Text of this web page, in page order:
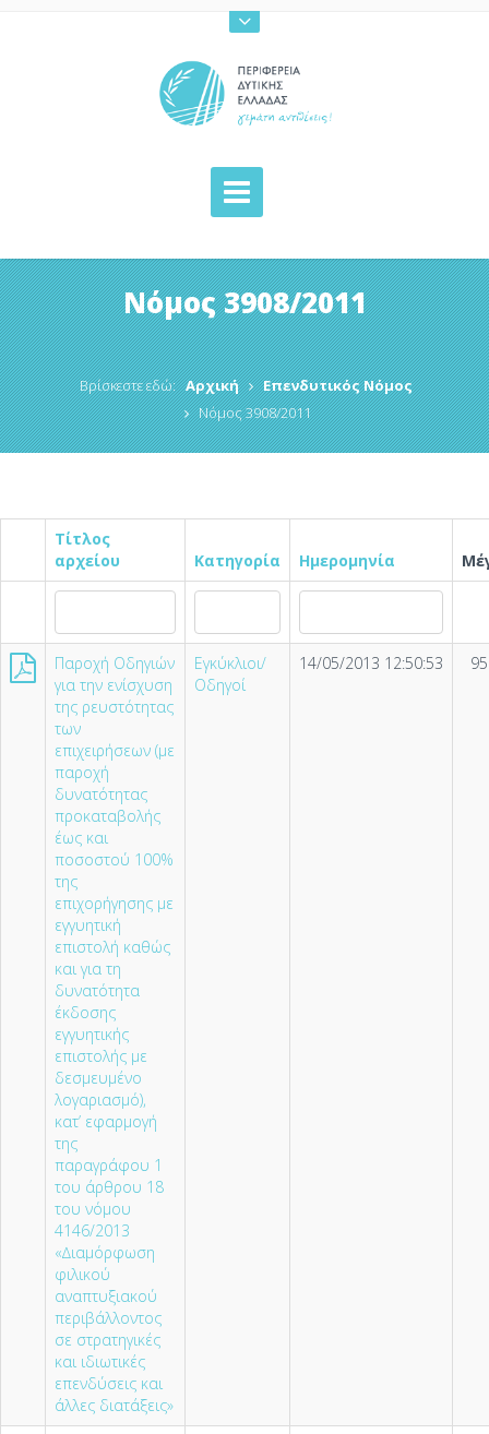
Νόμος 3908/2011
Βρίσκεστε εδώ: Αρχική
Επενδυτικός Νόμος
Νόμος 3908/2011
Τίτλος
αρχείου
Κατηγορία Ημερομηνία
Παροχή Οδηγιών
για την ενίσχυση
της ρευστότητας
των
επιχειρήσεων (µε
παροχή
δυνατότητας
προκαταβολής
έως και
ποσοστού 100%
της
επιχορήγησης µε
εγγυητική
επιστολή καθώς
και για τη
δυνατότητα
έκδοσης
εγγυητικής
επιστολής µε
δεσµευµένο
λογαριασµό),
κατ’ εφαρµογή
της
παραγράφου 1
του άρθρου 18
του νόµου
4146/2013
«∆ιαµόρφωση
φιλικού
αναπτυξιακού
περιβάλλοντος
σε στρατηγικές
και ιδιωτικές
επενδύσεις και
άλλες διατάξεις»
Εγκύκλιοι/
Οδηγοί
14/05/2013 12:50:53